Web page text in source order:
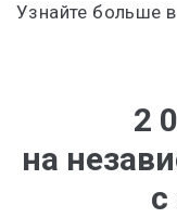
Узнайте больше
2
на